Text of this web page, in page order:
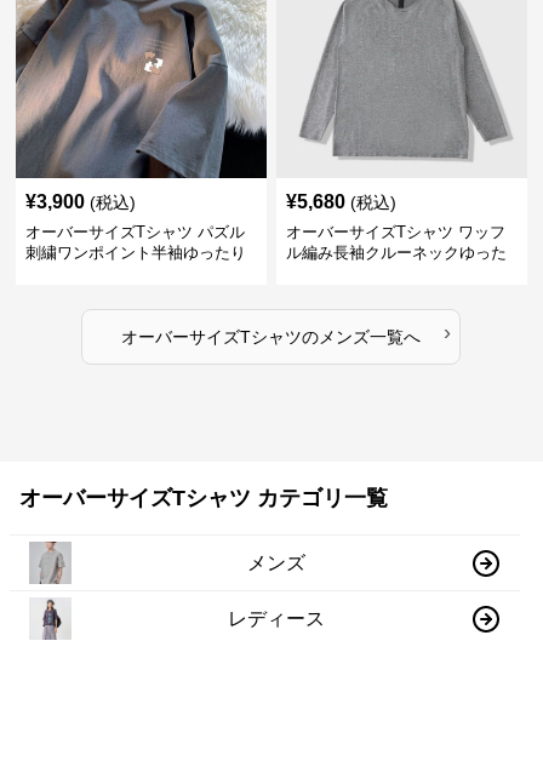
¥3,900 (税込)
オーバーサイズTシャツ パズル
刺繍ワンポイント半袖ゆったり
¥5,680 (税込)
オーバーサイズTシャツ ワッフ
ル編み長袖クルーネックゆった
オーバーサイズTシャツの メンズ一覧へ ›
オーバーサイズTシャツ カテゴリ一覧
メンズ
レディース